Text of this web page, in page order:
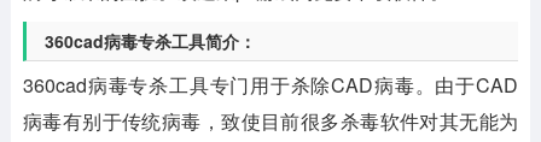
360cad病毒专杀工具简介：
360cad病毒专杀工具专门用于杀除CAD病毒。由于CAD
病毒有别于传统病毒，致使目前很多杀毒软件对其无能为